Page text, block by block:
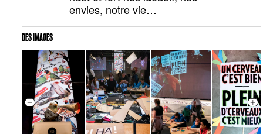
envies, notre vie…
DES IMAGES